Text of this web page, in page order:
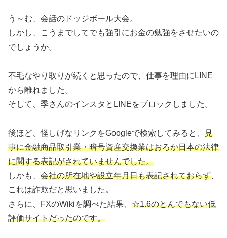
う～む、会話のドッジボール大会。
しかし、こうまでしてでも強引にお金の勉強をさせたいの
でしょうか。
不毛なやり取りが続くと思ったので、仕事を理由にLINE
から離れました。
そして、季さんのインスタとLINEをブロックしました。
後ほど、怪しげなリンクをGoogleで検索してみると、 見
事に金融商品取引業・暗号資産交換業はおろか日本の法律
に関する表記がされていませんでした。
しかも、 会社の所在地や設立年月日も表記されておらず
これは詐欺だと思いました。
さらに、FXのWikiを調べた結果、 ☆1.6のとんでもない低
評価サイトだったのです。